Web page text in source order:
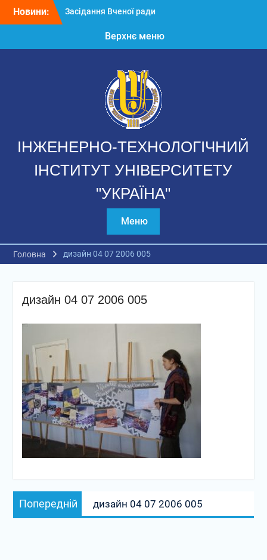
Новини:
Університету «Україна»
До нас завіталиВерхнє меню
ІНЖЕНЕРНО-ТЕХНОЛОГІЧНИЙ
ІНСТИТУТ УНІВЕРСИТЕТУ
"УКРАЇНА"
Меню
Головна дизайн 04 07 2006 005
дизайн 04 07 2006 005
Навігація
записів
Попередній
запис:
дизайн 04 07 2006 005